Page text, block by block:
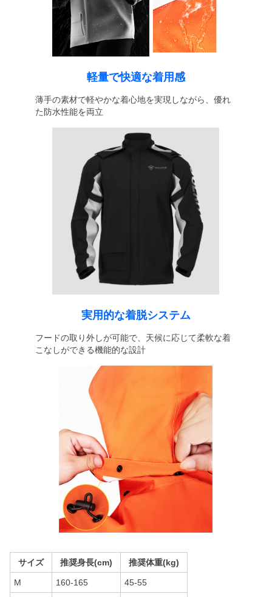
軽量で快適な着用感
薄手の素材で軽やかな着心地を実現しながら、優れ
た防水性能を両立
実用的な着脱システム
フードの取り外しが可能で、天候に応じて柔軟な着
こなしができる機能的な設計
サイズ 推奨身長(cm) 推奨体重(kg)
M 160-165 45-55